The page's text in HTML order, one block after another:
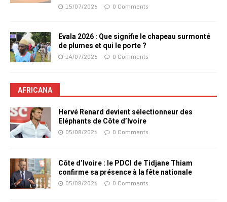
15/07/2026 0 Comments
Evala 2026 : Que signifie le chapeau surmonté
de plumes et qui le porte ?
14/07/2026 0 Comments
AFRICANA
Hervé Renard devient sélectionneur des
Eléphants de Côte d’Ivoire
05/08/2026 0 Comments
Côte d’Ivoire : le PDCI de Tidjane Thiam
confirme sa présence à la fête nationale
05/08/2026 0 Comments